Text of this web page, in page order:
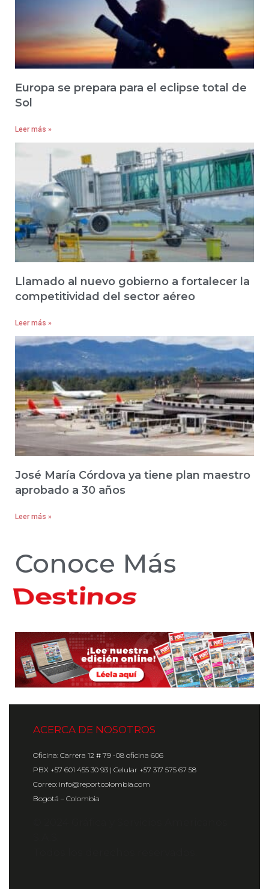
Europa se prepara para el eclipse total de
Sol
Leer más »
Llamado al nuevo gobierno a fortalecer la
competitividad del sector aéreo
Leer más »
José María Córdova ya tiene plan maestro
aprobado a 30 años
Leer más »
Conoce Más
Hoteles
ACERCA DE NOSOTROS
Oficina: Carrera 12 # 79 -08 oficina 606
PBX +57 601 455 30 93 | Celular +57 317 575 67 58
Correo: info@reportcolombia.com
Bogotá – Colombia